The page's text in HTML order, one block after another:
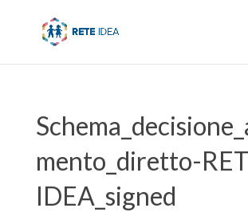
mento_diretto-
IDEA_signed